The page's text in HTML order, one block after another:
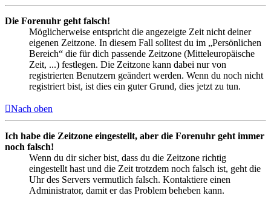
Die Forenuhr geht falsch!
Möglicherweise entspricht die angezeigte Zeit nicht deiner
eigenen Zeitzone. In diesem Fall solltest du im „Persönlichen
Bereich“ die für dich passende Zeitzone (Mitteleuropäische
Zeit, ...) festlegen. Die Zeitzone kann dabei nur von
registrierten Benutzern geändert werden. Wenn du noch nicht
registriert bist, ist dies ein guter Grund, dies jetzt zu tun.
Nach oben
Ich habe die Zeitzone eingestellt, aber die Forenuhr geht immer
noch falsch!
Wenn du dir sicher bist, dass du die Zeitzone richtig
eingestellt hast und die Zeit trotzdem noch falsch ist, geht die
Uhr des Servers vermutlich falsch. Kontaktiere einen
Administrator, damit er das Problem beheben kann.